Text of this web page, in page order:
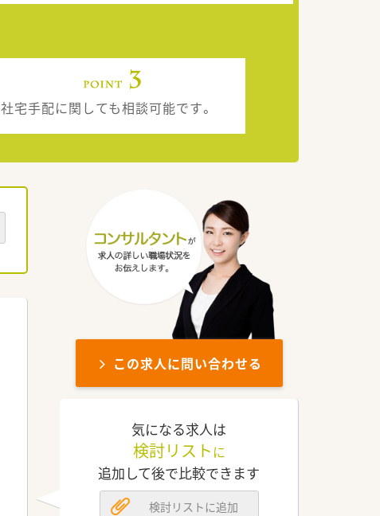
社宅手配に関しても相談可能です。
この求人に問い合わせる
気になる求人は
検討リスト に
追加して後で比較できます
検討リストに追加